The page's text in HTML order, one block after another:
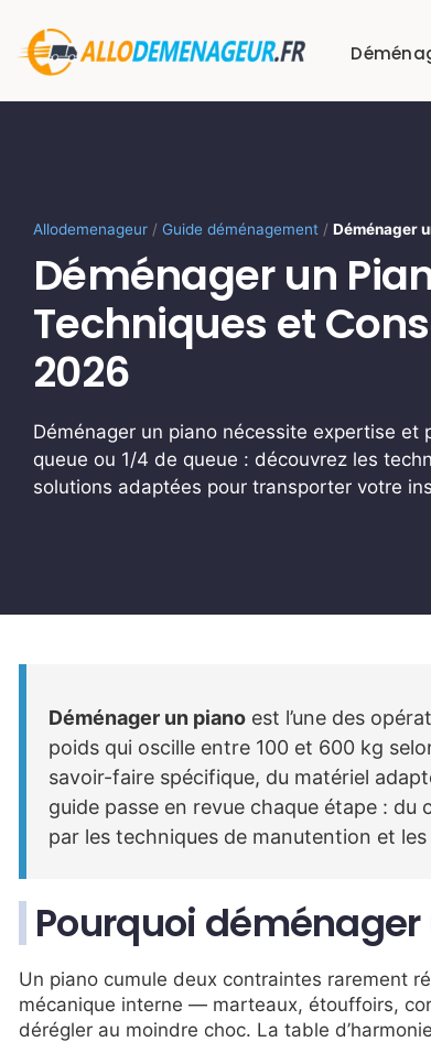
contenu
Allodemenageur / Guide déménagement / Déménager
Déménager un
Techniques et
2026
Déménager un piano nécessite expertise et
queue ou 1/4 de queue : découvrez les
solutions adaptées pour transporter votre
Déménager un piano est l’une des
poids qui oscille entre 100 et 600 kg
savoir-faire spécifique, du matériel
guide passe en revue chaque étape :
par les techniques de manutention et
Pourquoi
Un piano cumule deux contraintes rarement
mécanique interne — marteaux, étouffoirs,
dérégler au moindre choc. La table